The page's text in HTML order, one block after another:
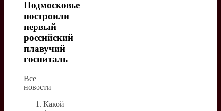
Подмосковье
построили
первый
российский
плавучий
госпиталь
Все
новости
Какой